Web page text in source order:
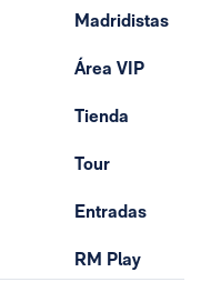
Madridistas
Área VIP
Tienda
Tour
Entradas
RM Play